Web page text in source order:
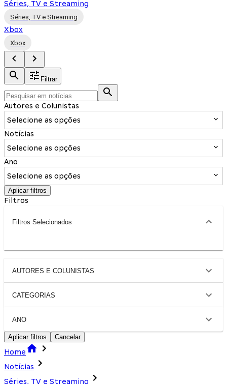
Séries, TV e Streaming
Séries, TV e Streaming
Xbox
Xbox
Filtrar
Autores e Colunistas
Selecione as opções
Notícias
Selecione as opções
Ano
Selecione as opções
Aplicar filtros
Filtros
Filtros Selecionados
AUTORES E COLUNISTAS
CATEGORIAS
ANO
Aplicar filtros Cancelar
Home
Notícias
Séries, TV e Streaming